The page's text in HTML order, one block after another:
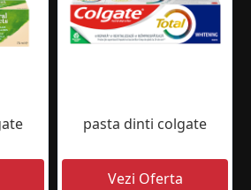
pasta dinti colgate